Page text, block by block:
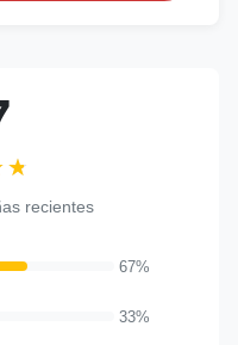
recientes
67%
33%